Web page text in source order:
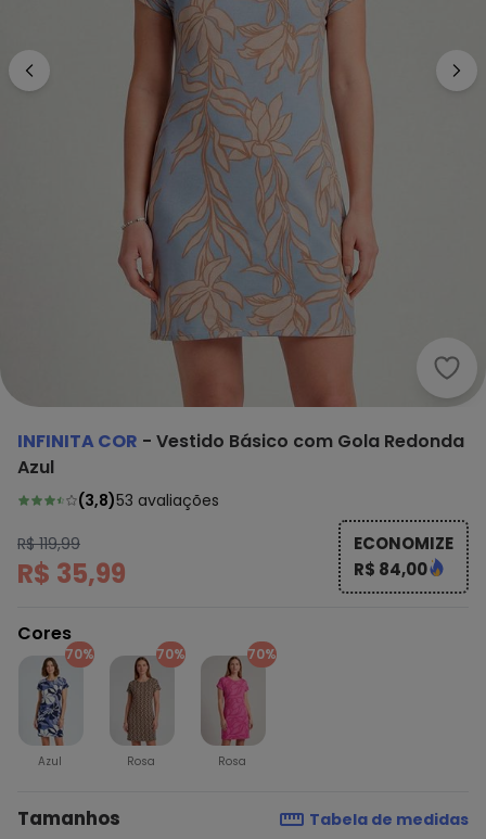
INFINITA COR - Vestido Básico com Gola Redonda
Azul
(3,8)53 avaliações
R$ 119,99
R$ 35,99
ECONOMIZE
R$ 84,00
Cores
70%
Azul
70%
Rosa
70%
Rosa
Tamanhos Tabela de medidas